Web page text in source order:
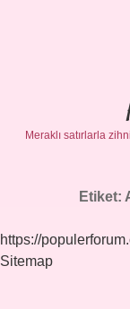
Meraklı satırlarla
Etiket:
https://
Sitemap